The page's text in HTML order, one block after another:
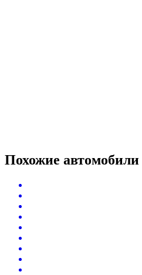
Похожие автомобили